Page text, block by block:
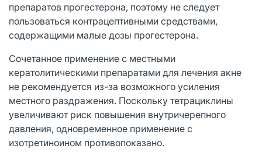
препаратов прогестерона, поэтому не следует
пользоваться контрацептивными средствами,
содержащими малые дозы прогестерона.
Сочетанное применение с местными
кератолитическими препаратами для лечения акне
не рекомендуется из-за возможного усиления
местного раздражения. Поскольку тетрациклины
увеличивают риск повышения внутричерепного
давления, одновременное применение с
изотретиноином противопоказано.